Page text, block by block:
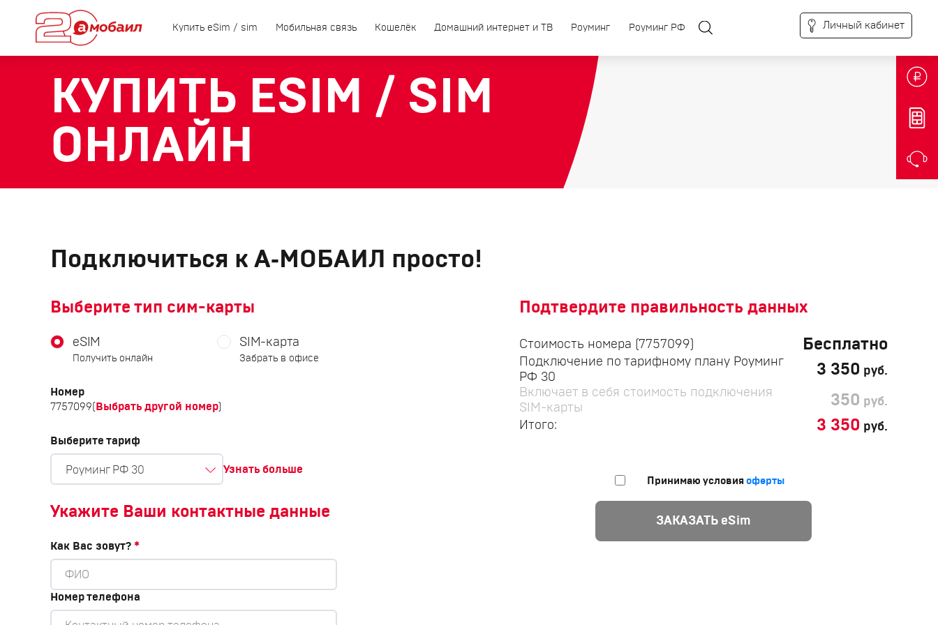
Купить eSim / sim Мобильная связь Кошелёк Домашний интернет и ТВ Роуминг Роуминг РФ Личный кабинет
КУПИТЬ ESIM / SIM
ОНЛАЙН
Подключиться к А‑МОБАИЛ просто!
Выберите тип сим-карты
eSIM
Получить онлайн
SIM-карта
Забрать в офисе
Номер
7757099 Выбрать другой номер
Выберите тариф
Роуминг РФ 30 Узнать больше
Укажите Ваши контактные данные
Как Вас зовут? *
Номер телефона
Подтвердите правильность данных
Стоимость номера (7757099) Бесплатно
Подключение по тарифному плану Роуминг
РФ 30
3 350 руб.
Включает в себя стоимость подключения
SIM-карты
350 руб.
Итого:
3 350 руб.
Принимаю условия оферты
ЗАКАЗАТЬ eSim